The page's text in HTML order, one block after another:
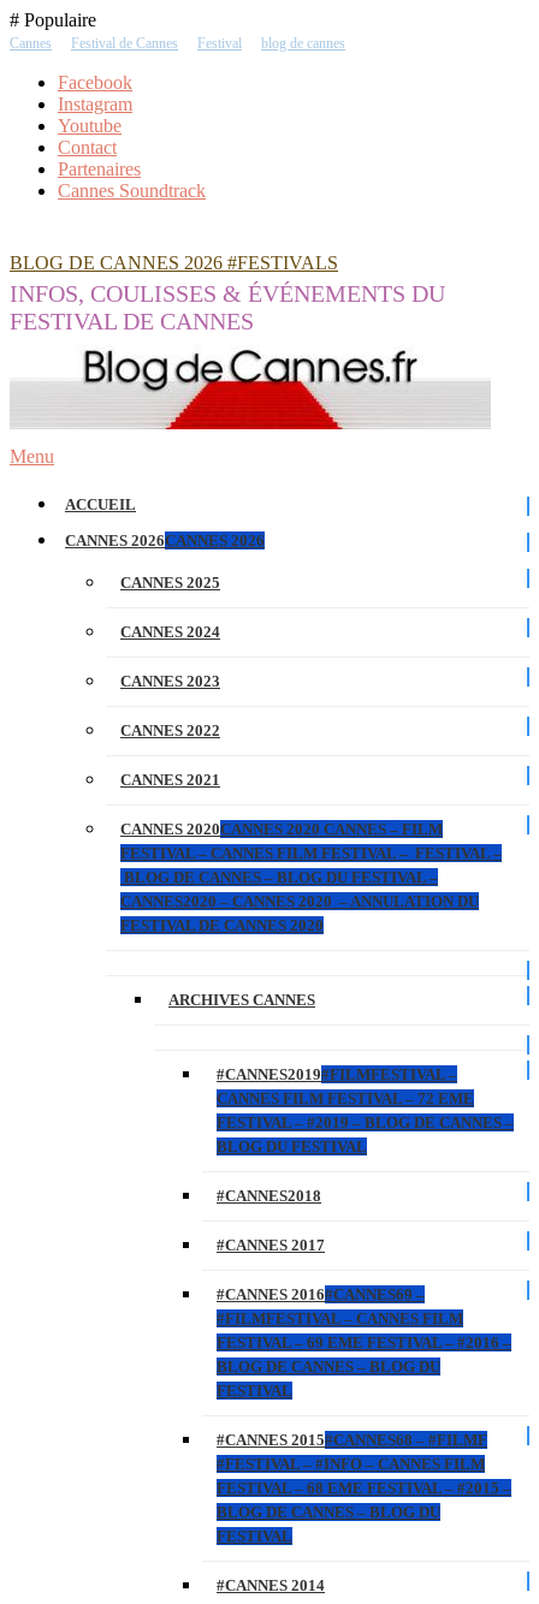
Skip
To
# Populaire
Cannes Festival de Cannes Festival blog de cannes
Facebook
Instagram
Youtube
Contact
Partenaires
Cannes Soundtrack
BLOG DE CANNES 2026 #FESTIVALS
INFOS, COULISSES & ÉVÉNEMENTS DU
FESTIVAL DE CANNES
Menu
ACCUEIL
CANNES 2026CANNES 2026
CANNES 2025
CANNES 2024
CANNES 2023
CANNES 2022
CANNES 2021
CANNES 2020CANNES 2020 CANNES – FILM
FESTIVAL – CANNES FILM FESTIVAL – FESTIVAL –
BLOG DE CANNES – BLOG DU FESTIVAL –
CANNES2020 – CANNES 2020 – ANNULATION DU
FESTIVAL DE CANNES 2020
ARCHIVES CANNES
#CANNES2019#FILMFESTIVAL –
CANNES FILM FESTIVAL – 72 EME
FESTIVAL – #2019 – BLOG DE CANNES –
BLOG DU FESTIVAL
#CANNES2018
#CANNES 2017
#CANNES 2016#CANNES69 –
#FILMFESTIVAL – CANNES FILM
FESTIVAL – 69 EME FESTIVAL – #2016 –
BLOG DE CANNES – BLOG DU
FESTIVAL
#CANNES 2015#CANNES68 – #FILMF
#FESTIVAL – #INFO – CANNES FILM
FESTIVAL – 68 EME FESTIVAL – #2015 –
BLOG DE CANNES – BLOG DU
FESTIVAL
#CANNES 2014